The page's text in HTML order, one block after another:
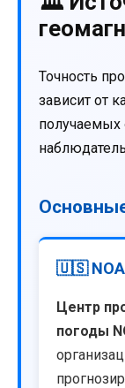
Точность
зависит от
получаемых
🇺🇸
Центр
погоды